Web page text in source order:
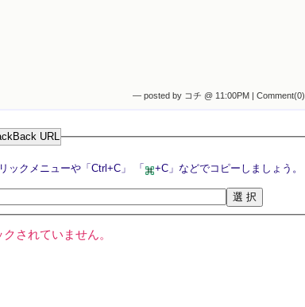
— posted by コチ @ 11:00PM | Comment(0)
URL
選択ボタンを押すとトラックバックURLが選択されるので，マウスの右クリックメニューや「Ctrl+C」 「 +C」などでコピーしましょう。
されていません。